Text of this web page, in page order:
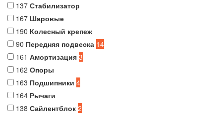
137 Стабилизатор
167 Шаровые
190 Колесный крепеж
90 Передняя подвеска 14
161 Амортизация 3
162 Опоры
163 Подшипники 4
164 Рычаги
138 Сайлентблок 2